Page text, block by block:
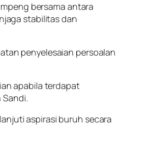
bersama antara
stabilitas dan
penyelesaian persoalan
apabila terdapat
Sandi.
aspirasi buruh secara